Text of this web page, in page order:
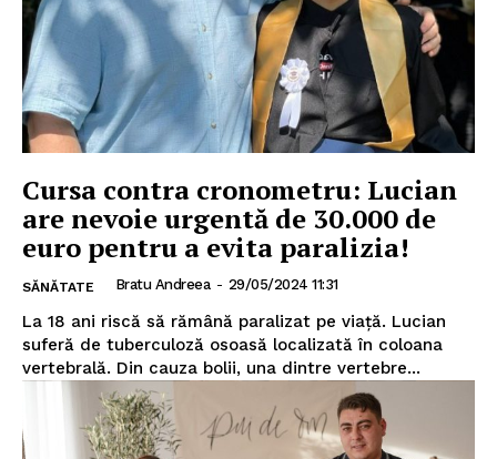
Cursa contra cronometru: Lucian
are nevoie urgentă de 30.000 de
euro pentru a evita paralizia!
SĂNĂTATE Bratu Andreea - 29/05/2024 11:31
La 18 ani riscă să rămână paralizat pe viață. Lucian
suferă de tuberculoză osoasă localizată în coloana
vertebrală. Din cauza bolii, una dintre vertebre...